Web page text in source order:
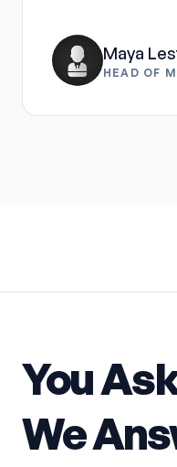
Maya
HEAD OF
You
We